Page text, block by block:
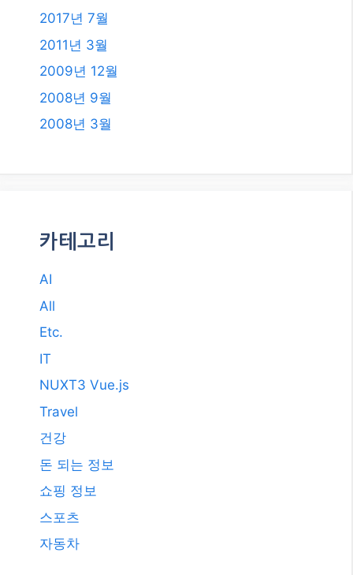
카테고리
AI
All
Etc.
IT
돈 되는 정보
카테고리 선택